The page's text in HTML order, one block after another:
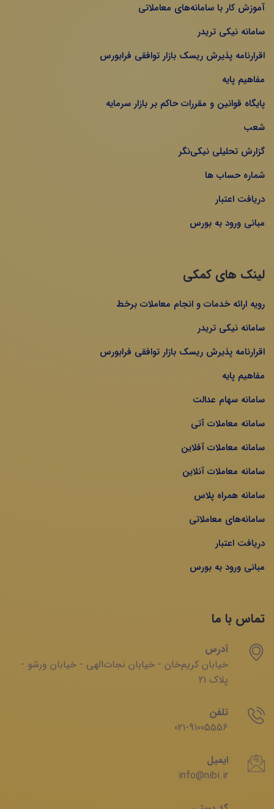
آموزش کار با سامانه‌های معاملاتی
سامانه نیکی تریدر
اقرارنامه پذیرش ریسک بازار توافقی فرابورس
مفاهیم پایه
پایگاه قوانین و مقررات حاکم بر بازار سرمایه
شعب
گزارش تحلیلی نیکی‌نگر
شماره حساب ها
دریافت اعتبار
مبانی ورود به بورس
لینک های کمکی
رویه ارائه خدمات و انجام معاملات برخط
سامانه نیکی تریدر
اقرارنامه پذیرش ریسک بازار توافقی فرابورس
مفاهیم پایه
سامانه سهام عدالت
سامانه معاملات آتی
سامانه معاملات آفلاین
سامانه معاملات آنلاین
سامانه همراه پلاس
سامانه‌های معاملاتی
دریافت اعتبار
مبانی ورود به بورس
تماس با ما
آدرس
خیابان‌ کریم‌‌خان - خیابان ‌نجات‌الهی - خیابان ‌ورشو -
پلاک 21
تلفن
021-91005556
ایمیل
info@nibi.ir